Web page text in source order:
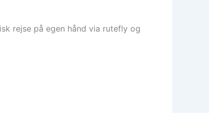
rejse på egen hånd via rutefly og